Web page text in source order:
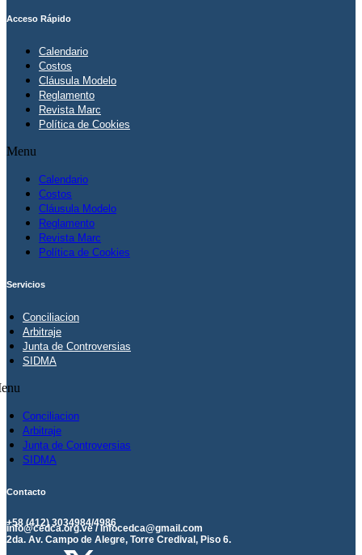
Acceso Rápido
Calendario
Costos
Cláusula Modelo
Reglamento
Revista Marc
Política de Cookies
Menu
Calendario
Costos
Cláusula Modelo
Reglamento
Revista Marc
Política de Cookies
Servicios
Conciliacion
Arbitraje
Junta de Controversias
SIDMA
Conciliacion
Arbitraje
Junta de Controversias
SIDMA
Contacto
+58 (412) 3034984/4986
info@cedca.org.ve / infocedca@gmail.com
2da. Av. Campo de Alegre, Torre Credival, Piso 6.